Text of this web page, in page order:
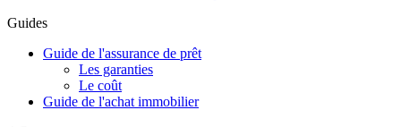
Guides
Guide de l'assurance de prêt
Les garanties
Le coût
Guide de l'achat immobilier